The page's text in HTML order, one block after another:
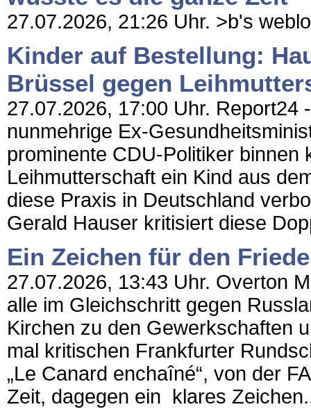
27.07.2026, 21:26 Uhr. >b's
Kinder auf Bestellung:
Brüssel gegen
27.07.2026, 17:00 Uhr.
nunmehrige Ex-
prominente CDU-Politiker
Leihmutterschaft ein Kind aus
diese Praxis in Deutschland
Gerald Hauser kritisiert diese
Ein Zeichen für den
27.07.2026, 13:43 Uhr. Overton
alle im Gleichschritt gegen
Kirchen zu den Gewerkschaften
mal kritischen Frankfurter
„Le Canard enchaîné“, von der
Zeit, dagegen ein klares